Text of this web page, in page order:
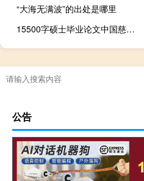
“大海无满波”的出处是哪里
15500字硕士毕业论文中国慈善新闻报道研究
公告